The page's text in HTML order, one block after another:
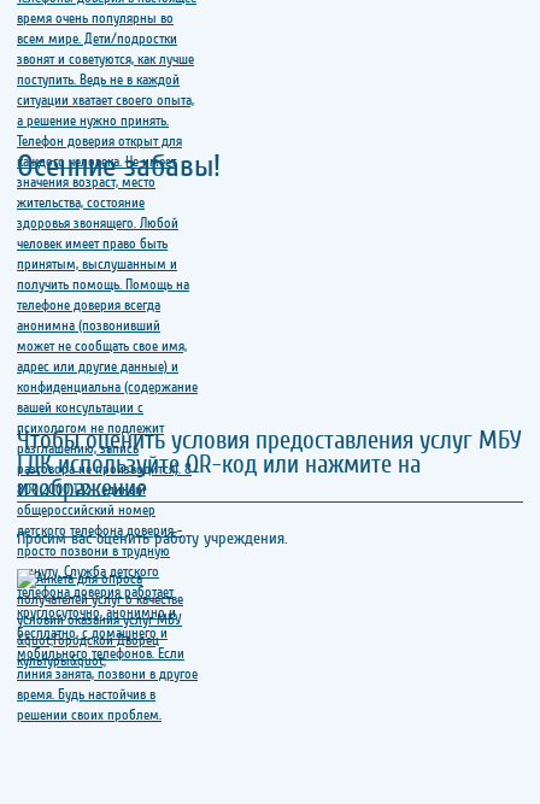
Осенние забавы!
Чтобы оценить условия предоставления услуг МБУ
ГДК используйте QR-код или нажмите на
изображение
Просим вас оценить работу учреждения.